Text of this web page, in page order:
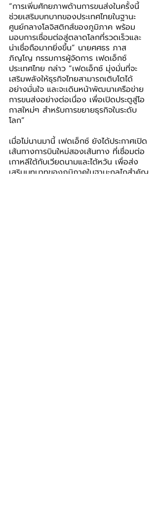
“การเพิ่มศักยภาพด้านการขนส่งในครั้งนี้
ช่วยเสริมบทบาทของประเทศไทยในฐานะ
ศูนย์กลางโลจิสติกส์ของภูมิภาค พร้อม
มอบการเชื่อมต่อสู่ตลาดโลกที่รวดเร็วและ
น่าเชื่อถือมากยิ่งขึ้น” นายศศธร ภาส
ภิญโญ กรรมการผู้จัดการ เฟดเอ็กซ์
ประเทศไทย กล่าว “เฟดเอ็กซ์ มุ่งมั่นที่จะ
เสริมพลังให้ธุรกิจไทยสามารถเติบโตได้
อย่างมั่นใจ และจะเดินหน้าพัฒนาเครือข่าย
การขนส่งอย่างต่อเนื่อง เพื่อเปิดประตูสู่โอ
กาสใหม่ๆ สำหรับการขยายธุรกิจในระดับ
โลก”
เมื่อไม่นานมานี้ เฟดเอ็กซ์ ยังได้ประกาศเปิด
เส้นทางการบินใหม่สองเส้นทาง ที่เชื่อมต่อ
เกาหลีใต้กับเวียดนามและไต้หวัน เพื่อส่ง
เสริมบทบาทของภูมิภาคในฐานะกลไกสำคัญ